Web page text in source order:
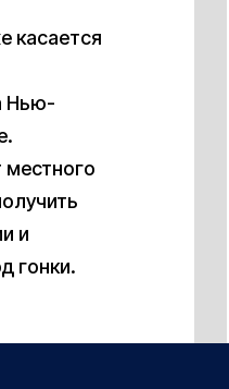
касается
Нью-
местного
и
гонки.